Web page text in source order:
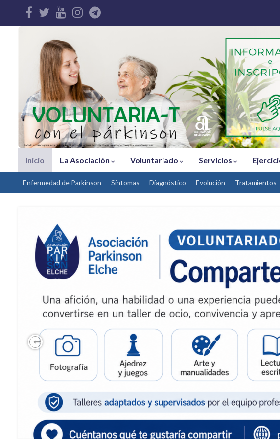
Inicio La Asociación Voluntariado Servicios
Enfermedad de Parkinson Síntomas Díagnóstico Evolución Tratamientos
Previous